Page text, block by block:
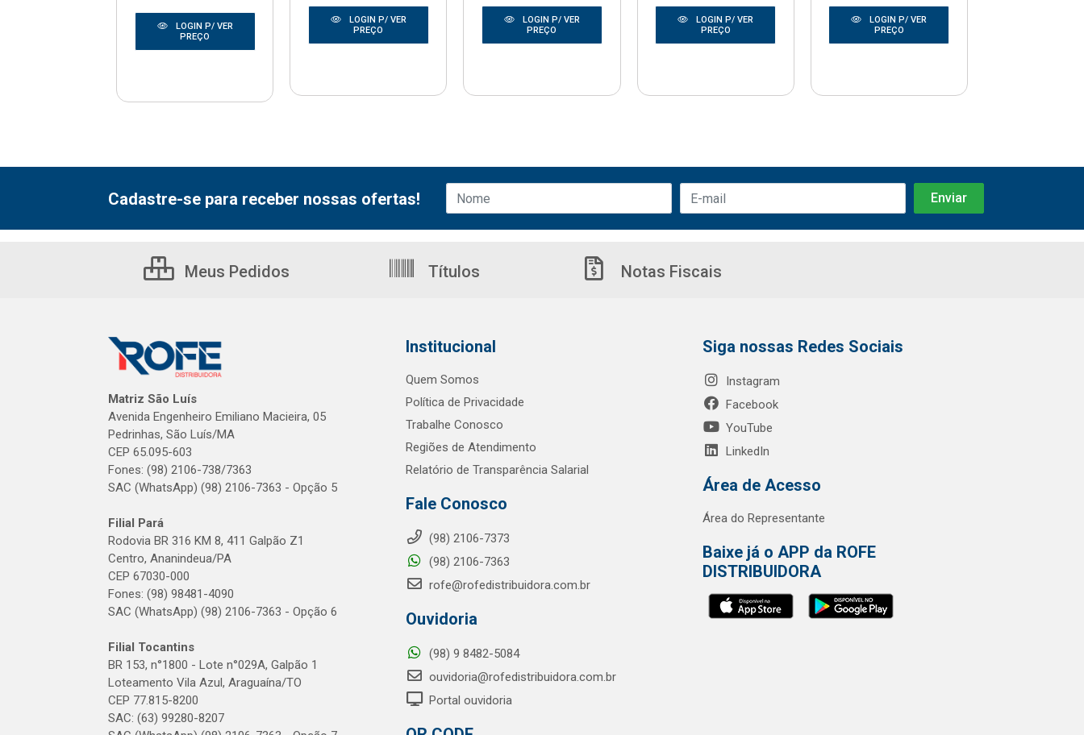
LOGIN P/ VER
PREÇO
LOGIN P/ VER
PREÇO
LOGIN P/ VER
PREÇO
LOGIN P/ VER
PREÇO
LOGIN P/ VER
PREÇO
Cadastre-se para receber nossas ofertas!
Meus Pedidos Títulos Notas Fiscais
Matriz São Luís
Avenida Engenheiro Emiliano Macieira, 05
Pedrinhas, São Luís/MA
CEP 65.095-603
Fones: (98) 2106-738/7363
SAC (WhatsApp) (98) 2106-7363 - Opção 5
Filial Pará
Rodovia BR 316 KM 8, 411 Galpão Z1
Centro, Ananindeua/PA
CEP 67030-000
Fones: (98) 98481-4090
SAC (WhatsApp) (98) 2106-7363 - Opção 6
Filial Tocantins
BR 153, n°1800 - Lote n°029A, Galpão 1
Loteamento Vila Azul, Araguaína/TO
CEP 77.815-8200
SAC: (63) 99280-8207
Institucional
Quem Somos
Política de Privacidade
Trabalhe Conosco
Regiões de Atendimento
Relatório de Transparência Salarial
Fale Conosco
(98) 2106-7373
(98) 2106-7363
rofe@rofedistribuidora.com.br
Ouvidoria
(98) 9 8482-5084
ouvidoria@rofedistribuidora.com.br
Portal ouvidoria
Siga nossas Redes Sociais
Instagram
Facebook
YouTube
LinkedIn
Área de Acesso
Área do Representante
Baixe já o APP da ROFE
DISTRIBUIDORA